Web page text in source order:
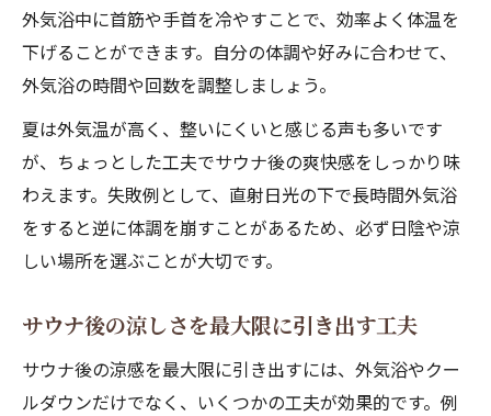
外気浴中に首筋や手首を冷やすことで、効率よく体温を
下げることができます。自分の体調や好みに合わせて、
外気浴の時間や回数を調整しましょう。
夏は外気温が高く、整いにくいと感じる声も多いです
が、ちょっとした工夫でサウナ後の爽快感をしっかり味
わえます。失敗例として、直射日光の下で長時間外気浴
をすると逆に体調を崩すことがあるため、必ず日陰や涼
しい場所を選ぶことが大切です。
サウナ後の涼しさを最大限に引き出す工夫
サウナ後の涼感を最大限に引き出すには、外気浴やクー
ルダウンだけでなく、いくつかの工夫が効果的です。例